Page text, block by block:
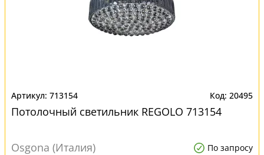
713154 20495
Потолочный светильник REGOLO 713154
Osgona (Италия) По запросу